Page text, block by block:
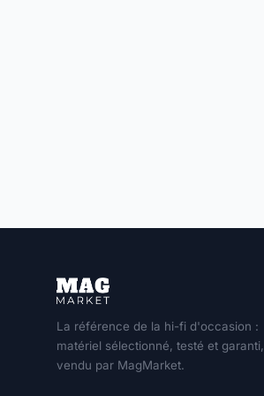
La référence de la hi-fi d'occasion :
matériel sélectionné, testé et garanti,
vendu par MagMarket.